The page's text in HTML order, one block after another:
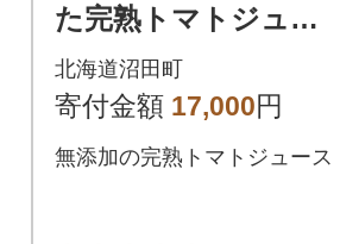
た完熟トマトジュー
ス 無塩 190g 30缶 無
添加 ヘルシーDo n-00
北海道沼田町
寄付金額 17,000円
無添加の完熟トマトジュース